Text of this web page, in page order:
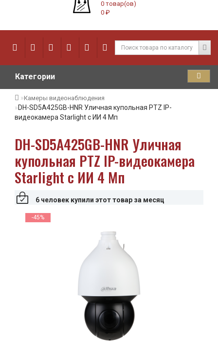
0 товар(ов)
0 ₽
Категории
Камеры видеонаблюдения
DH-SD5A425GB-HNR Уличная купольная PTZ IP-
видеокамера Starlight с ИИ 4 Мп
DH-SD5A425GB-HNR Уличная
купольная PTZ IP-видеокамера
Starlight с ИИ 4 Мп
6 человек купили этот товар за месяц
-45%